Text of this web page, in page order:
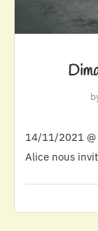
14/11/2021
Alice nous